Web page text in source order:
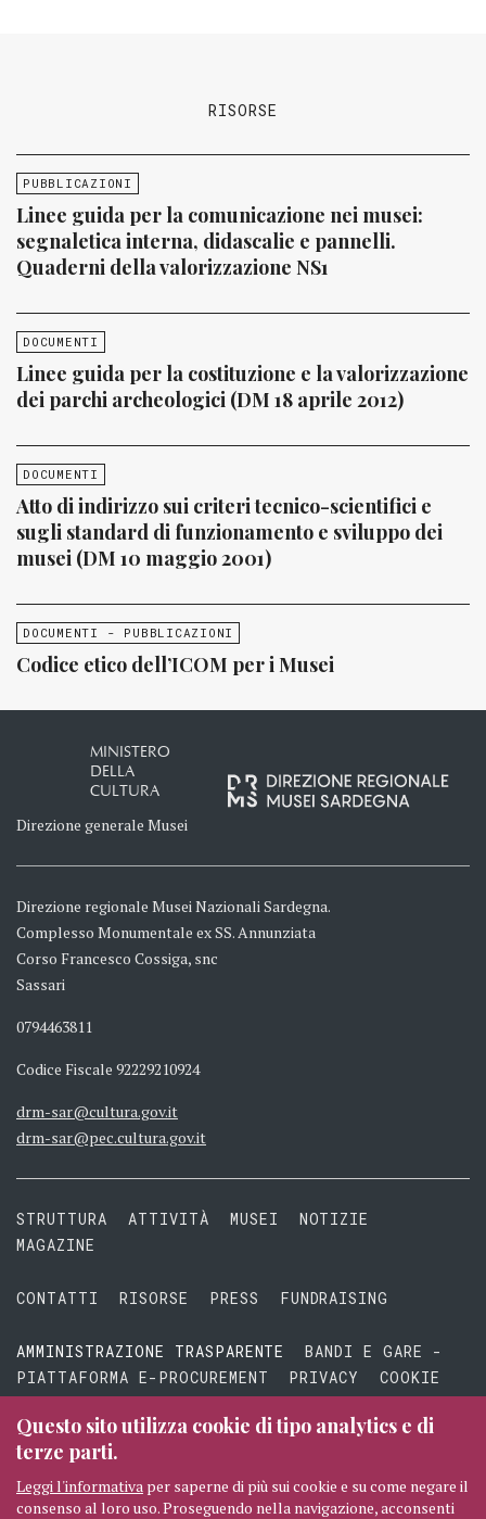
RISORSE
PUBBLICAZIONI
Linee guida per la comunicazione nei musei:
segnaletica interna, didascalie e pannelli.
Quaderni della valorizzazione NS1
DOCUMENTI
Linee guida per la costituzione e la valorizzazione
dei parchi archeologici (DM 18 aprile 2012)
DOCUMENTI
Atto di indirizzo sui criteri tecnico-scientifici e
sugli standard di funzionamento e sviluppo dei
musei (DM 10 maggio 2001)
DOCUMENTI - PUBBLICAZIONI
Codice etico dell’ICOM per i Musei
MINISTERO
DELLA
CULTURA
Direzione generale Musei
Direzione regionale Musei Nazionali Sardegna.
Complesso Monumentale ex SS. Annunziata
Corso Francesco Cossiga, snc
Sassari
0794463811
Codice Fiscale 92229210924
drm-sar@cultura.gov.it
drm-sar@pec.cultura.gov.it
STRUTTURA ATTIVITÀ MUSEI
NOTIZIE
MAGAZINE
CONTATTI RISORSE PRESS FUNDRAISING
AMMINISTRAZIONE TRASPARENTE
BANDI E GARE -
PIATTAFORMA E-PROCUREMENT
PRIVACY
COOKIE
TERMINI E CONDIZIONI
Questo sito utilizza cookie di tipo analytics e di
terze parti.
Leggi l'informativa per saperne di più sui cookie e su come negare il
consenso al loro uso. Proseguendo nella navigazione, acconsenti